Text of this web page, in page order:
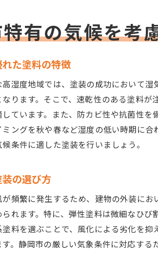
静岡
有の気候を考
た塗料の特徴
湿度地域では、塗装の成功において
ります。そこで、速乾性のある塗料
ています。また、防カビ性や抗菌性
ミングを秋や春など湿度の低い時期に
条件に適した塗装を行いましょう。
の選び方
頻繁に発生するため、建物の外装に
れます。特に、弾性塗料は微細なひ
料を選ぶことで、風化による劣化を
す。静岡市の厳しい気象条件に対応す